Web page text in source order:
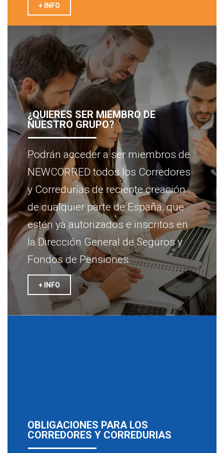
+ INFO
¿QUIERES SER MIEMBRO DE
NUESTRO GRUPO?
Podrán acceder a ser miembros de
NEWCORRED todos los Corredores
y Corredurías de reciente creación
de cualquier parte de España, que
estén ya autorizados e inscritos en
la Dirección General de Seguros y
Fondos de Pensiones.
+ INFO
OBLIGACIONES PARA LOS
CORREDORES Y CORREDURIAS